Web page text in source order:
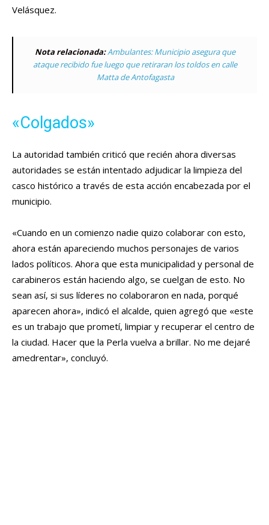
Velásquez.
Nota relacionada:Ambulantes: Municipio asegura que
ataque recibido fue luego que retiraran los toldos en calle
Matta de Antofagasta
«Colgados»
La autoridad también criticó que recién ahora diversas
autoridades se están intentado adjudicar la limpieza del
casco histórico a través de esta acción encabezada por el
municipio.
«Cuando en un comienzo nadie quizo colaborar con esto,
ahora están apareciendo muchos personajes de varios
lados políticos. Ahora que esta municipalidad y personal de
carabineros están haciendo algo, se cuelgan de esto. No
sean así, si sus líderes no colaboraron en nada, porqué
aparecen ahora», indicó el alcalde, quien agregó que «este
es un trabajo que prometí, limpiar y recuperar el centro de
la ciudad. Hacer que la Perla vuelva a brillar. No me dejaré
amedrentar», concluyó.